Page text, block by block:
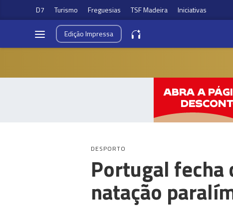
D7 Turismo Freguesias TSF Madeira Iniciativas
EdiçãoImpressa
DESPORTO
Portugal fecha
natação